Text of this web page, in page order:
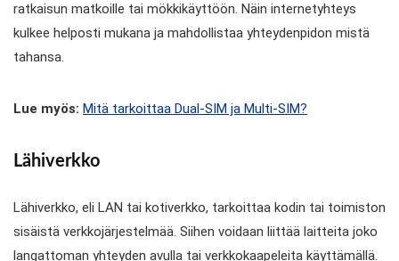
ratkaisun matkoille tai mökkikäyttöön. Näin internetyhteys
kulkee helposti mukana ja mahdollistaa yhteydenpidon mistä
tahansa.
Lue myös: Mitä tarkoittaa Dual-SIM ja Multi-SIM?
Lähiverkko
Lähiverkko, eli LAN tai kotiverkko, tarkoittaa kodin tai toimiston
sisäistä verkkojärjestelmää. Siihen voidaan liittää laitteita joko
langattoman yhteyden avulla tai verkkokaapeleita käyttämällä.